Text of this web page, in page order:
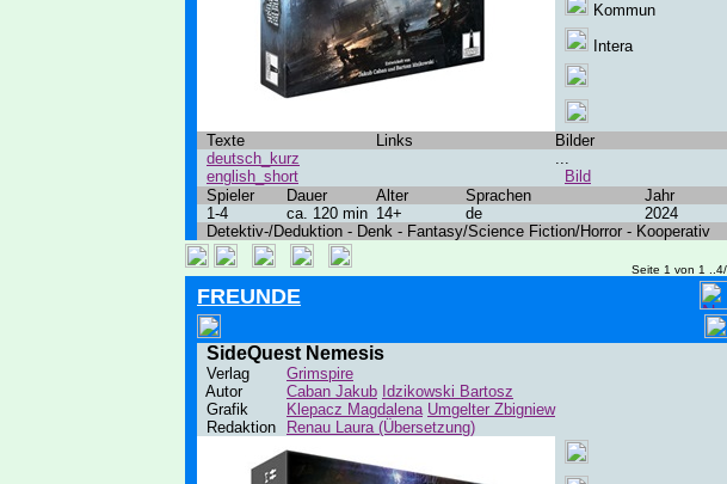
Kommun
Intera
Texte Links
Bilder
deutsch_kurz
english_short
...
Bild
Spieler
Dauer Alter Sprachen
Jahr
1-4
ca. 120 min 14+ de
2024
Detektiv-/Deduktion - Denk - Fantasy/Science Fiction/Horror - Kooperativ
Seite 1 von 1
FREUNDE
SideQuest Nemesis
Verlag
Grimspire
Autor
Caban Jakub Idzikowski Bartosz
Grafik
Klepacz Magdalena Umgelter Zbigniew
Redaktion
Renau Laura (Übersetzung)